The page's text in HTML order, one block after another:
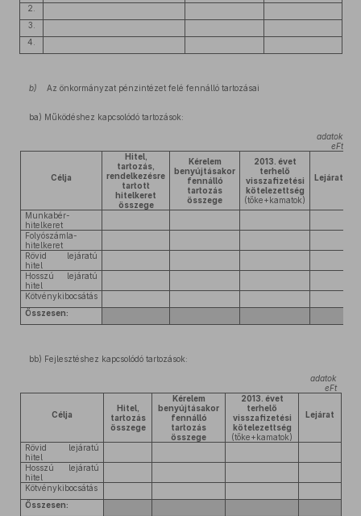
2.
3.
4.
b) Az önkormányzat pénzintézet felé fennálló tartozásai
ba) Működéshez kapcsolódó tartozások:
adatok
eFt
Célja
Hitel,
tartozás,
rendelkezésre
tartott
hitelkeret
összege
Kérelem
benyújtásakor
fennálló
tartozás
összege
2013. évet
terhelő
visszafizetési
kötelezettség
(tőke+kamatok)
Lejárat
Munkabér-
hitelkeret
Folyószámla-
hitelkeret
Rövid lejáratú
hitel
Hosszú lejáratú
hitel
Kötvénykibocsátás
Összesen:
bb) Fejlesztéshez kapcsolódó tartozások:
adatok
eFt
Célja
Hitel,
tartozás
összege
Kérelem
benyújtásakor
fennálló
tartozás
összege
2013. évet
terhelő
visszafizetési
kötelezettség
(tőke+kamatok)
Lejárat
Rövid lejáratú
hitel
Hosszú lejáratú
hitel
Kötvénykibocsátás
Összesen: